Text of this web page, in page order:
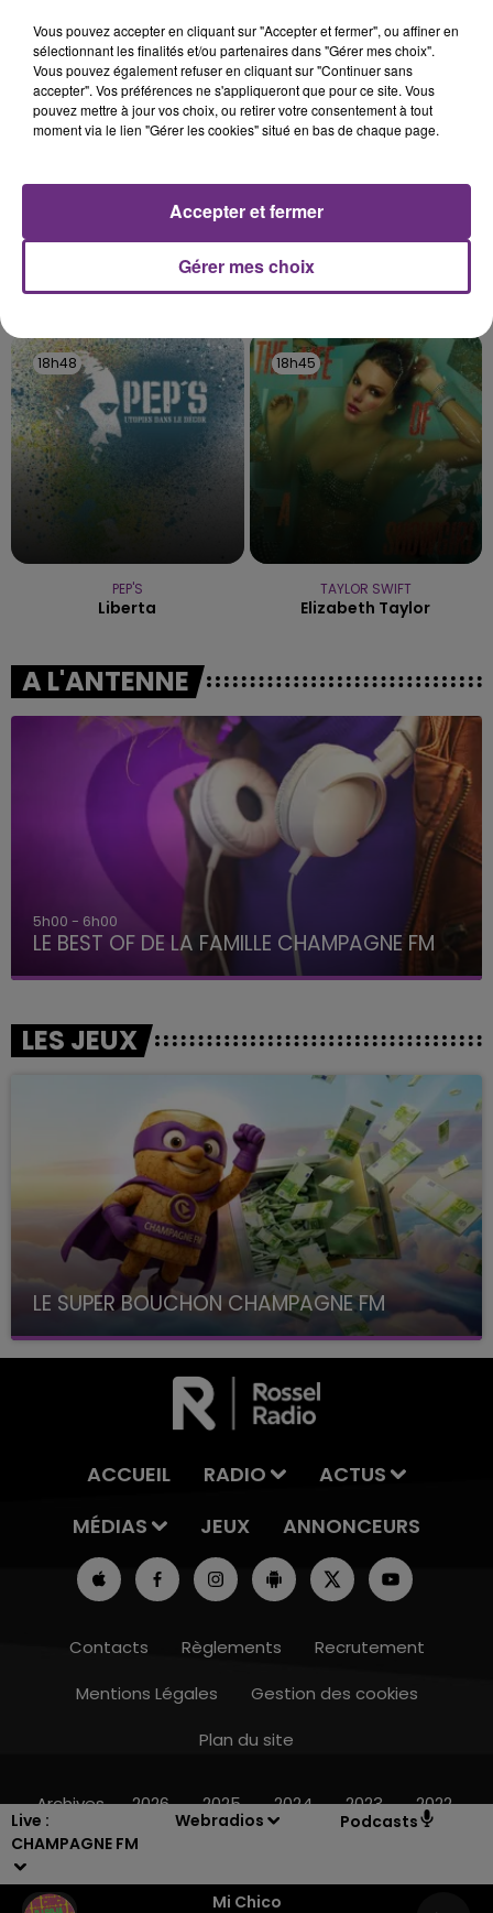
Live :
CHAMPAGNE FM
Webradios Podcasts
Mi Chico
18h58
18h58
DJ GOJA & JASON DERULO &
MELODY
18h54
18h54
Die On This Hill
18h48
18h48
PEP'S
Liberta
18h45
18h45
TAYLOR SWIFT
Elizabeth Taylor
A L'ANTENNE
5h00 - 6h00
LE BEST OF DE LA FAMILLE CHAMPAGNE FM
LES JEUX
LE SUPER BOUCHON CHAMPAGNE FM
avec La Famille Champagne FM, à 8H10
ACCUEIL RADIO
ACTUS
MÉDIAS
JEUX ANNONCEURS
Contacts Règlements
Recrutement
Mentions Légales
Gestion des cookies
Plan du site
Archives 2026 2025 2024 2023 2022
Vous pouvez accepter en cliquant sur "Accepter et fermer", ou affiner en
sélectionnant les finalités et/ou partenaires dans "Gérer mes choix".
Vous pouvez également refuser en cliquant sur "Continuer sans
accepter". Vos préférences ne s'appliqueront que pour ce site. Vous
pouvez mettre à jour vos choix, ou retirer votre consentement à tout
moment via le lien "Gérer les cookies" situé en bas de chaque page.
Gérer mes choix
Accepter et fermer